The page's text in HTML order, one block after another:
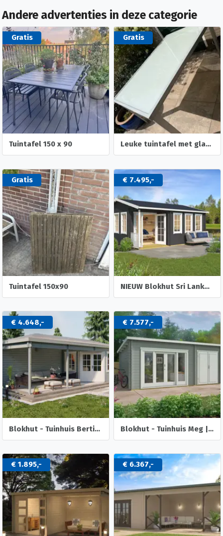
Andere advertenties in deze categorie
Gratis
Tuintafel 150 x 90
Gratis
Leuke tuintafel met glasplaat
Gratis
Tuintafel 150x90
€ 7.495,-
NIEUW Blokhut Sri Lanka 44 Dgp+
€ 4.648,-
Blokhut - Tuinhuis Bertil | 44 mm | vuren onbehandeld
€ 7.577,-
Blokhut - Tuinhuis Meg | 44 mm | onbehandeld
€ 1.895,- € 6.367,-